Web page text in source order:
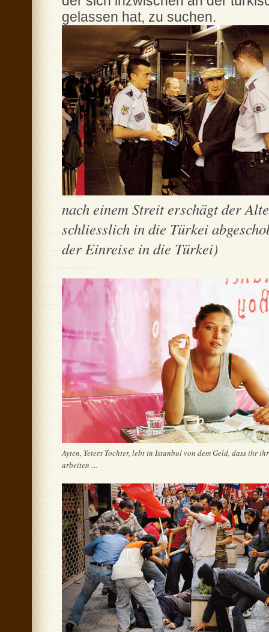
gelassen hat, zu suchen.
nach einem Streit erschägt der
schliesslich in die Türkei
der Einreise in die Türkei)
Ayten, Yeters Tochter, lebt in Istanbul von dem Geld, dass ihr
arbeiten …